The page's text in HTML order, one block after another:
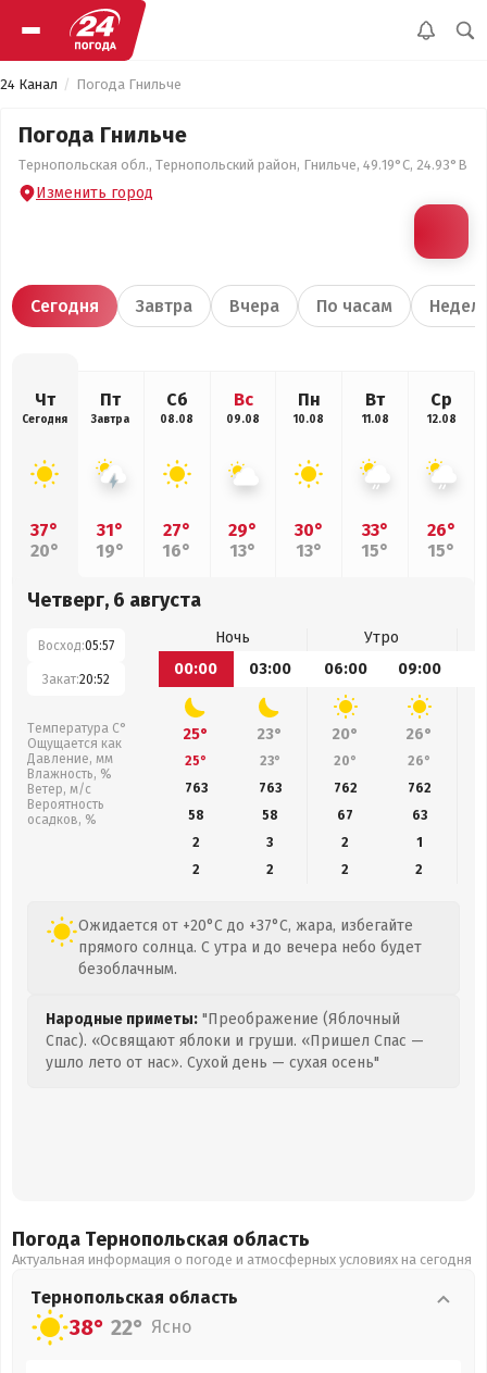
24 Канал Погода Гнильче
Погода Гнильче
Тернопольская обл., Тернопольский район, Гнильче, 49.19°С, 24.93°В
Изменить город
Сегодня Завтра Вчера По часам
Чт
Сегодня
37°
20°
Пт
Завтра
31°
19°
Сб
08.08
27°
16°
Вс
09.08
29°
13°
Пн
10.08
30°
13°
Вт
11.08
33°
15°
Ср
12.08
26°
15°
Четверг, 6 августа
Восход:05:57
Закат:20:52
Температура С°
Ощущается как
Давление, мм
Влажность, %
Ветер, м/с
Вероятность
осадков, %
Ночь
Утро
00:00
03:00 06:00 09:00
25° 23° 20° 26°
25° 23° 20° 26°
763
763 762 762
58
58 67 63
2
3 2
1
2
2 2 2
Ожидается от +20°C до +37°C, жара, избегайте
прямого солнца. С утра и до вечера небо будет
безоблачным.
Народные приметы: "Преображение (Яблочный
Спас). «Освящают яблоки и груши. «Пришел Спас —
ушло лето от нас». Сухой день — сухая осень"
Погода Тернопольская область
Актуальная информация о погоде и атмосферных условиях на сегодня
Тернопольская область
38° 22° Ясно